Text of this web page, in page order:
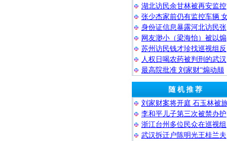
湖北访民余甘林被再安监控
张少杰家前仍有监控车辆
身份证信息暴露河北访民张
网友渺小（梁海怡）被以煽
苏州访民钱才珍找巡视组反
人权日喝农药被判刑的武汉
最高院批准 刘家财“煽动颠
随 机 推 荐
刘家财案将开庭 石玉林被
李和平儿子第三次被禁办护
浙江台州多位民众在巡视组
武汉拆迁户陈明光王桂兰夫